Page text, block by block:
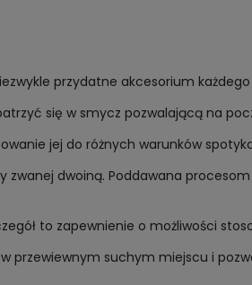
przydatne akcesorium każdego
się w smycz pozwalającą na
jej do różnych warunków
zwanej dwoiną. Poddawana
to zapewnienie o możliwości
przewiewnym suchym miejscu i